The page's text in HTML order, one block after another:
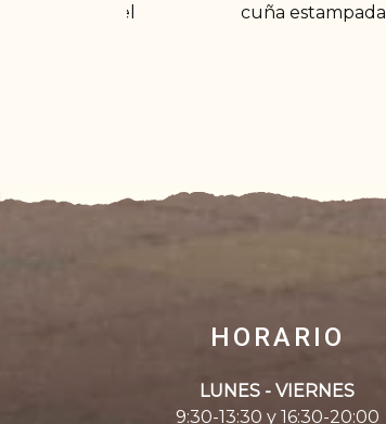
cuña estampada
plantilla de
HORARIO
LUNES - VIERNES
9:30-13:30 y 16:30-20:00